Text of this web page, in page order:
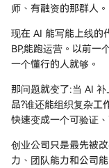
师、有融资的那群人。
现在 AI 能写能上线的
BP,能跑运营。以前一
一个懂行的人就够。
那问题就变了:当 AI
品?谁还能组织复杂工
快速变成一个可验证
创业公司只是最先被
力、团队能力和公司